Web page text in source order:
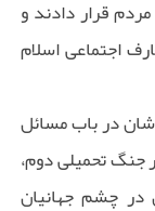
قرار دادند و
اجتماعی اسلام
در باب مسائل
جنگ تحمیلی دوم،
چشم جهانیان